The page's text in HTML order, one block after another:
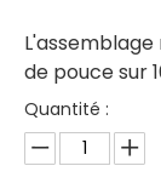
de pouce sur
Quantité :